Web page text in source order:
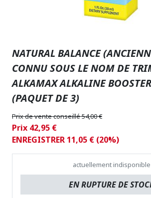
NATURAL BALANCE
CONNU SOUS LE NOM DE
ALKAMAX ALKALINE
(PAQUET DE 3)
Prix de vente conseillé 54,00 €
Prix 42,95 €
ENREGISTRER 11,05 € (20%)
actuellement indisponible
EN RUPTURE DE